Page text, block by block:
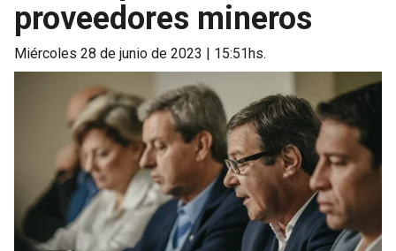
proveedores mineros
miércoles 28 de junio de 2023 | 15:51hs.